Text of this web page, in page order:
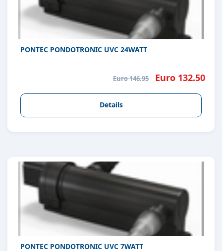
PONTEC PONDOTRONIC UVC 24WATT
Euro 146.95 Euro 132.50
Details
PONTEC PONDOTRONIC UVC 7WATT